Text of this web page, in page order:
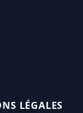
LÉGALES